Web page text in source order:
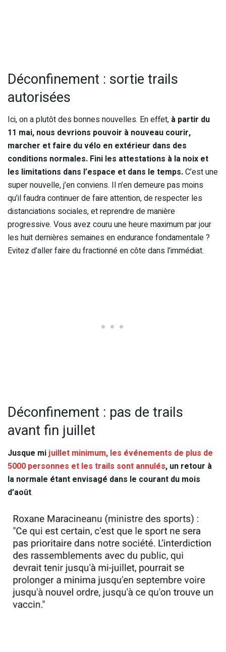
Déconfinement : sortie trails
autorisées
Ici, on a plutôt des bonnes nouvelles. En effet, à partir du
11 mai, nous devrions pouvoir à nouveau courir,
marcher et faire du vélo en extérieur dans des
conditions normales. Fini les attestations à la noix et
les limitations dans l’espace et dans le temps.C’est une
super nouvelle, j’en conviens. Il n’en demeure pas moins
qu’il faudra continuer de faire attention, de respecter les
distanciations sociales, et reprendre de manière
progressive. Vous avez couru une heure maximum par jour
les huit dernières semaines en endurance fondamentale ?
Evitez d’aller faire du fractionné en côte dans l’immédiat.
Déconfinement : pas de trails
avant fin juillet
Jusque mijuillet minimum, les événements de plus de
5000 personnes et les trails sont annulés, un retour à
la normale étant envisagé dans le courant du mois
d’août.